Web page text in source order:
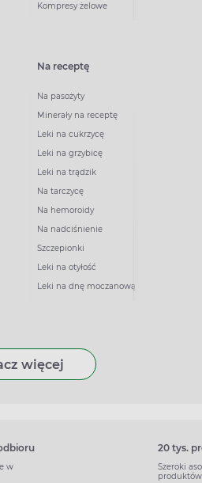
Kompresy żelowe
Na receptę
Na pasożyty
Minerały na receptę
Leki na cukrzycę
Leki na grzybicę
Leki na trądzik
Na tarczycę
Na hemoroidy
Na nadciśnienie
Szczepionki
Leki na otyłość
Leki na dnę moczanową
więcej
w
20 tys.
Szeroki
produktów